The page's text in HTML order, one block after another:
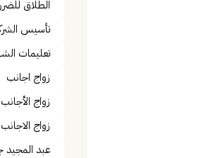
الطلاق للضرر
تأسيس
تعليمات
زواج اجانب
زواج
زواج
عبد المجيد